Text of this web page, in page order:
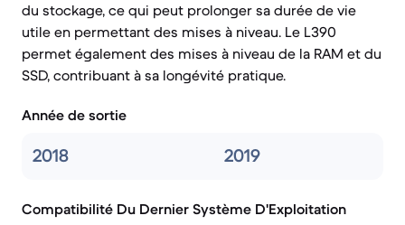
du stockage, ce qui peut prolonger sa durée de vie
utile en permettant des mises à niveau. Le L390
permet également des mises à niveau de la RAM et du
SSD, contribuant à sa longévité pratique.
Année de sortie
2018 2019
Compatibilité Du Dernier Système D'Exploitation